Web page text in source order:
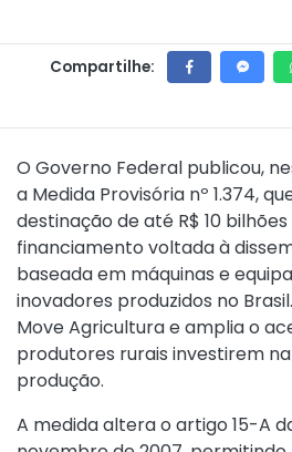
Compartilhe:
O Governo Federal publicou,
a Medida Provisória nº 1.374,
destinação de até R$ 10
financiamento voltada à
baseada em máquinas e
inovadores produzidos no
Move Agricultura e amplia o
produtores rurais investirem
produção.
A medida altera o artigo 15-A